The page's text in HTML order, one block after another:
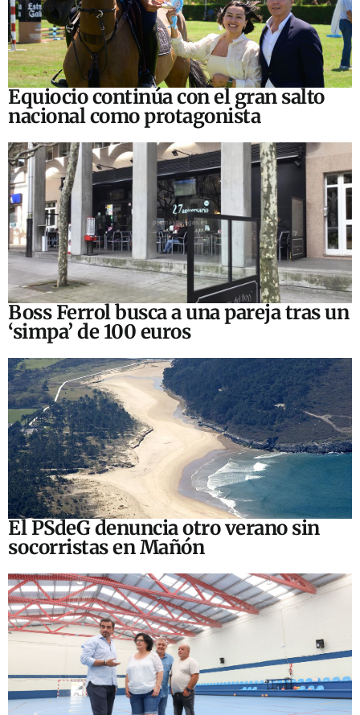
Equiocio continúa con el gran salto
nacional como protagonista
Boss Ferrol busca a una pareja tras un
‘simpa’ de 100 euros
El PSdeG denuncia otro verano sin
socorristas en Mañón